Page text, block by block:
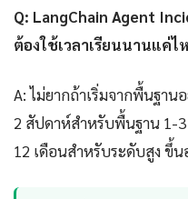
Q: LangChain Agent
ต้องใช้เวลาเรียนนานแค่ไ
A: ไม่ยากถ้าเริ่มจากพื้นฐาน
2 สัปดาห์สำหรับพื้นฐาน 1-
12 เดือนสำหรับระดับสูง ขึ้